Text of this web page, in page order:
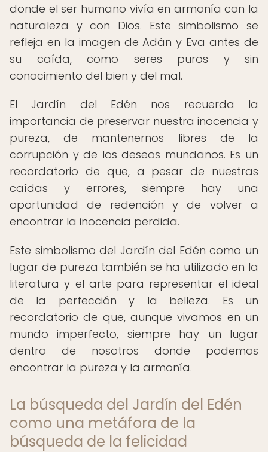
donde el ser humano vivía en armonía con la
naturaleza y con Dios. Este simbolismo se
refleja en la imagen de Adán y Eva antes de
su caída, como seres puros y sin
conocimiento del bien y del mal.
El Jardín del Edén nos recuerda la
importancia de preservar nuestra inocencia y
pureza, de mantenernos libres de la
corrupción y de los deseos mundanos. Es un
recordatorio de que, a pesar de nuestras
caídas y errores, siempre hay una
oportunidad de redención y de volver a
encontrar la inocencia perdida.
Este simbolismo del Jardín del Edén como un
lugar de pureza también se ha utilizado en la
literatura y el arte para representar el ideal
de la perfección y la belleza. Es un
recordatorio de que, aunque vivamos en un
mundo imperfecto, siempre hay un lugar
dentro de nosotros donde podemos
encontrar la pureza y la armonía.
La búsqueda del Jardín del Edén
como una metáfora de la
búsqueda de la felicidad